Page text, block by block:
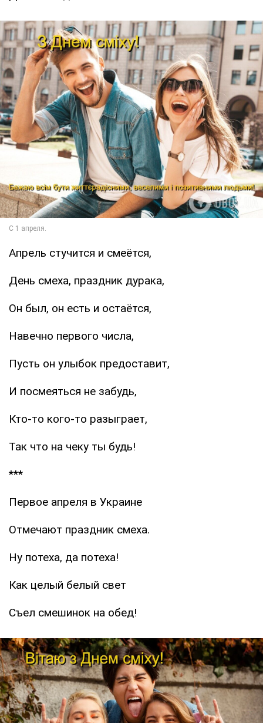
Апрель стучится и смеётся,
День смеха, праздник дурака,
Он был, он есть и остаётся,
Навечно первого числа,
Пусть он улыбок предоставит,
И посмеяться не забудь,
Кто-то кого-то разыграет,
Так что на чеку ты будь!
***
Первое апреля в Украине
Отмечают праздник смеха.
Ну потеха, да потеха!
Как целый белый свет
Съел смешинок на обед!